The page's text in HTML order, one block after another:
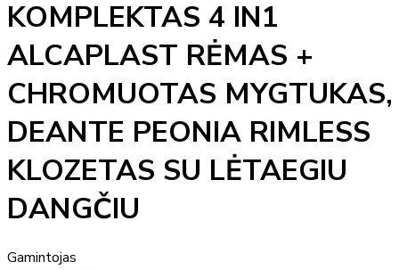
KOMPLEKTAS 4 IN1
ALCAPLAST RĖMAS +
CHROMUOTAS MYGTUKAS,
DEANTE PEONIA RIMLESS
KLOZETAS SU LĖTAEGIU
DANGČIU
Gamintojas